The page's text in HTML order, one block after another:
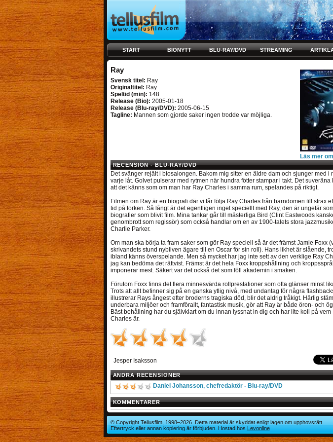
START BIONYTT BLU-RAY/DVD STREAMING
Ray
Läs mer
Svensk titel: Ray
Originaltitel: Ray
Speltid (min): 148
Release (Bio): 2005-01-18
Release (Blu-ray/DVD): 2005-06-15
Tagline: Mannen som gjorde saker ingen trodde var möjliga.
RECENSION - BLU-RAY/DVD
Det svänger rejält i biosalongen. Bakom mig sitter en äldre dam och sjunger med i
varje låt. Golvet pulserar med rytmen när hundra fötter stampar i takt. Det suveräna
att det känns som om man har Ray Charles i samma rum, spelandes på riktigt.
Filmen om Ray är en biografi där vi får följa Ray Charles från barndomen till strax
tid på torken. Så långt är det egentligen inget speciellt med Ray, den är ungefär
biografier som blivit film. Mina tankar går till mästerliga Bird (Clint Eastwoods
genombrott som regissör) som också handlar om en av 1900-talets stora
Charlie Parker.
Om man ska börja ta fram saker som gör Ray speciell så är det främst Jamie Foxx
skrivandets stund nybliven ägare till en Oscar för sin roll). Hans likhet är slående,
ibland känns överspelande. Men så mycket har jag inte sett av den verklige Ray
jag kan bedöma det rättvist. Främst är det hela Foxx kroppshållning och
imponerar mest. Säkert var det också det som föll akademin i smaken.
Förutom Foxx finns det flera minnesvärda rollprestationer som ofta glänser minst
Trots att allt befinner sig på en ganska ytlig nivå, med undantag för några
illustrerar Rays ångest efter broderns tragiska död, blir det aldrig tråkigt. Härlig
underbara miljöer och framförallt, fantastisk musik, gör att Ray är både öron- och
Bäst behållning har du självklart om du innan lyssnat in dig och har lite koll på vem
Charles är.
Jesper Isaksson
ANDRA RECENSIONER
Daniel Johansson, chefredaktör - Blu-ray/DVD
KOMMENTARER
© Copyright Tellusfilm, 1998–2026. Detta material är skyddat enligt lagen om upphovsrätt.
Eftertryck eller annan kopiering är förbjuden. Hostad hosLevonline